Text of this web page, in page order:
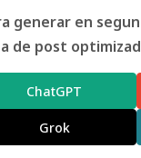
generar en
de post
ChatGPT
Grok